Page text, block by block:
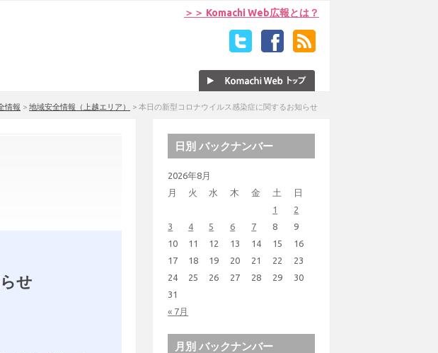
＞＞ Komachi Web広報とは？
情報 > 地域安全情報（上越エリア） > 本日の新型コロナウイルス感染症に関するお知らせ
せ
日別 バックナンバー
2026年8月
月
火 水 木 金 土 日
« 7月
1
2
3
4 5 6 7 8
9
10
11 12 13 14 15
16
17
18 19 20 21 22
23
24
25 26 27 28 29
30
31
月別 バックナンバー